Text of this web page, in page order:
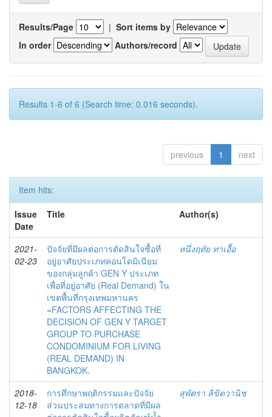
Results/Page | Sort items by
In order
Authors/record
Results 1-6 of 6 (Search time: 0.016 seconds).
previous 1 next
Item hits:
Issue
Date
Title Author(s)
2021-
02-23
ปัจจัยที่มีผลต่อการตัดสินใจซื้อที่
อยู่อาศัยประเภทคอนโดมิเนียม
ของกลุ่มลูกค้า GEN Y ประเภท
เพื่อที่อยู่อาศัย (Real Demand) ใน
เขตพื้นที่กรุงเทพมหานคร
=FACTORS AFFECTING THE
DECISION OF GEN Y TARGET
GROUP TO PURCHASE
CONDOMINIUM FOR LIVING
(REAL DEMAND) IN
BANGKOK.
หนึ่งฤทัย ทาเอื้อ
2018-
12-18
การศึกษาพฤติกรรมและปัจจัย
ส่วนประสมทางการตลาดที่มีผล
สุพัตรา ลิขิตวานิช